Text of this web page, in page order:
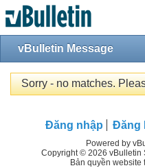
vBulletin Message
Sorry - no matches.
Đăng nhập Đăng
Powered by
Copyright © 2026 vBulletin
Bản quyền website